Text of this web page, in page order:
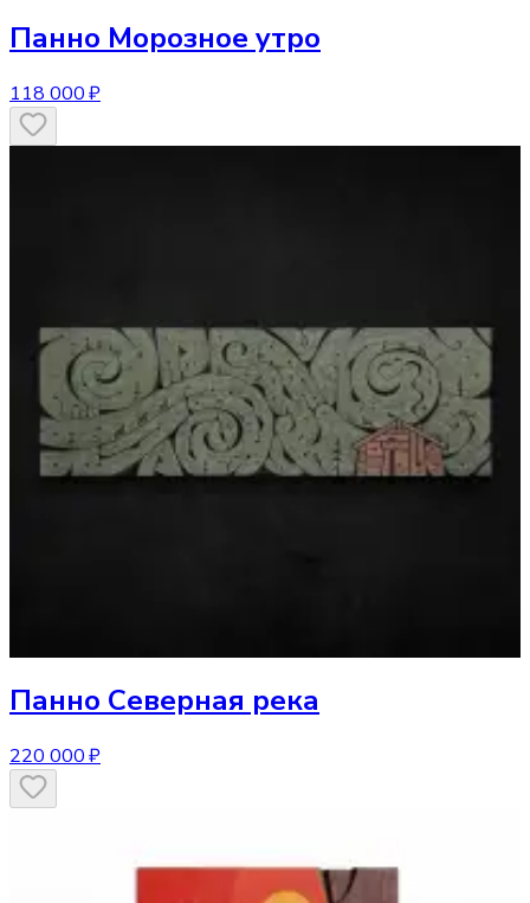
Панно Морозное утро
118 000 ₽
Панно Северная река
220 000 ₽